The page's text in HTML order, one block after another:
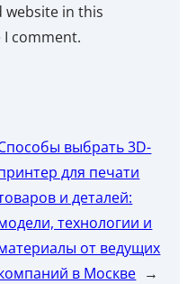
website in this
comment.
выбрать 3D-
для печати
и деталей:
технологии и
от ведущих
в Москве →